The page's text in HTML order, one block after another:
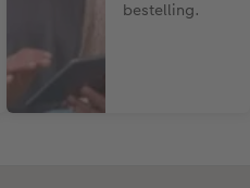
bestelling.